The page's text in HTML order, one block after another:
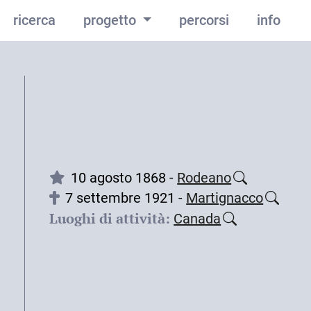
ricerca progetto percorsi info
10 agosto 1868 - Rodeano
7 settembre 1921 - Martignacco
Luoghi di attività: Canada